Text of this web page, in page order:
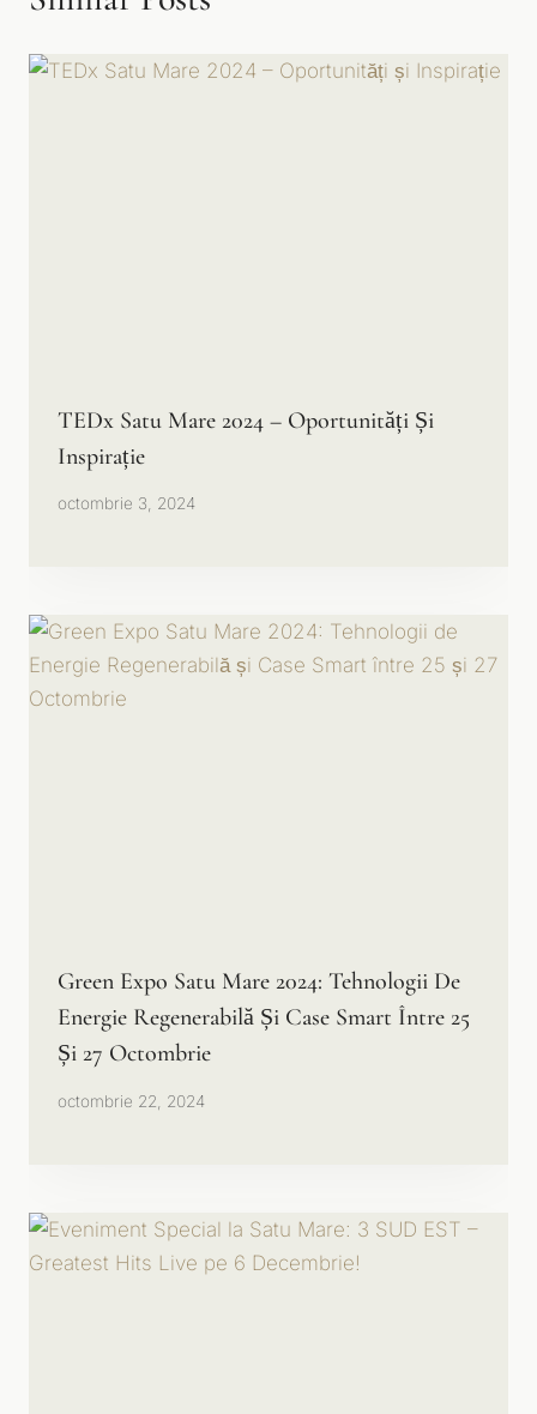
TEDx Satu Mare 2024 – Oportunități Și
Inspirație
octombrie 3, 2024
Green Expo Satu Mare 2024: Tehnologii De
Energie Regenerabilă Și Case Smart Între 25
Și 27 Octombrie
octombrie 22, 2024